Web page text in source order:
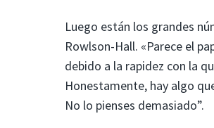
Luego están los grandes
Rowlson-Hall. «Parece el
debido a la rapidez con la
Honestamente, hay algo
No lo pienses demasiado”.